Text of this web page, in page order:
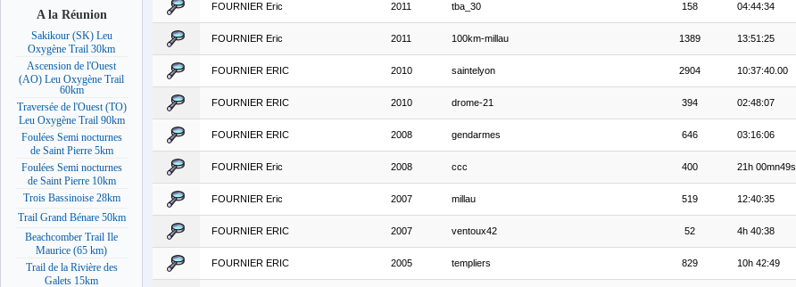
A la Réunion
Sakikour (SK) Leu
Oxygène Trail 30km
Ascension de l'Ouest
(AO) Leu Oxygène Trail
60km
Traversée de l'Ouest (TO)
Leu Oxygène Trail 90km
Foulées Semi nocturnes
de Saint Pierre 5km
Foulées Semi nocturnes
de Saint Pierre 10km
Trois Bassinoise 28km
Trail Grand Bénare 50km
Beachcomber Trail Ile
Maurice (65 km)
Trail de la Rivière des
Galets 15km
FOURNIER Eric 2011 tba_30 158 04:44:34
FOURNIER Eric 2011 100km-millau 1389 13:51:25
FOURNIER ERIC 2010 saintelyon 2904 10:37:40.00
FOURNIER ERIC 2010 drome-21 394 02:48:07
FOURNIER ERIC 2008 gendarmes 646 03:16:06
FOURNIER Eric 2008 ccc 400 21h 00mn49s
FOURNIER Eric 2007 millau 519 12:40:35
FOURNIER ERIC 2007 ventoux42 52 4h 40:38
FOURNIER ERIC 2005 templiers 829 10h 42:49